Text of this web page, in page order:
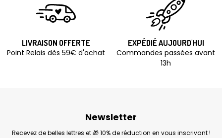
LIVRAISON OFFERTE
Point Relais dès 59€ d'achat
EXPÉDIÉ AUJOURD'HUI
Commandes passées avant
13h
Newsletter
Recevez de belles lettres et 🎁 10% de réduction en vous inscrivant !